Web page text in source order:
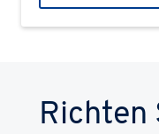
Richten